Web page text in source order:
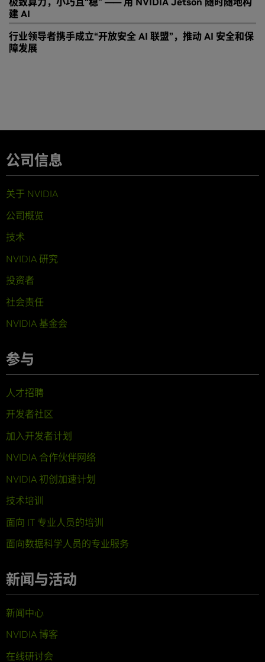
建 AI
行业领导者携手成立“开放安全 AI 联盟”，推动 AI 安全和保
障发展
公司信息
关于 NVIDIA
公司概览
技术
NVIDIA 研究
投资者
社会责任
NVIDIA 基金会
参与
人才招聘
开发者社区
加入开发者计划
NVIDIA 合作伙伴网络
NVIDIA 初创加速计划
技术培训
面向 IT 专业人员的培训
面向数据科学人员的专业服务
新闻与活动
新闻中心
NVIDIA 博客
在线研讨会